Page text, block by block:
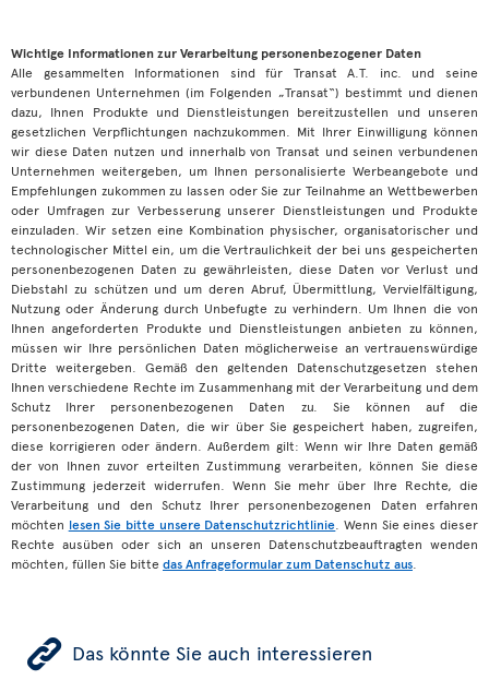
Wichtige Informationen zur Verarbeitung personenbezogener Daten
Alle gesammelten Informationen sind für Transat A.T. inc. und seine
verbundenen Unternehmen (im Folgenden „Transat“) bestimmt und dienen
dazu, Ihnen Produkte und Dienstleistungen bereitzustellen und unseren
gesetzlichen Verpflichtungen nachzukommen. Mit Ihrer Einwilligung können
wir diese Daten nutzen und innerhalb von Transat und seinen verbundenen
Unternehmen weitergeben, um Ihnen personalisierte Werbeangebote und
Empfehlungen zukommen zu lassen oder Sie zur Teilnahme an Wettbewerben
oder Umfragen zur Verbesserung unserer Dienstleistungen und Produkte
einzuladen. Wir setzen eine Kombination physischer, organisatorischer und
technologischer Mittel ein, um die Vertraulichkeit der bei uns gespeicherten
personenbezogenen Daten zu gewährleisten, diese Daten vor Verlust und
Diebstahl zu schützen und um deren Abruf, Übermittlung, Vervielfältigung,
Nutzung oder Änderung durch Unbefugte zu verhindern. Um Ihnen die von
Ihnen angeforderten Produkte und Dienstleistungen anbieten zu können,
müssen wir Ihre persönlichen Daten möglicherweise an vertrauenswürdige
Dritte weitergeben. Gemäß den geltenden Datenschutzgesetzen stehen
Ihnen verschiedene Rechte im Zusammenhang mit der Verarbeitung und dem
Schutz Ihrer personenbezogenen Daten zu. Sie können auf die
personenbezogenen Daten, die wir über Sie gespeichert haben, zugreifen,
diese korrigieren oder ändern. Außerdem gilt: Wenn wir Ihre Daten gemäß
der von Ihnen zuvor erteilten Zustimmung verarbeiten, können Sie diese
Zustimmung jederzeit widerrufen. Wenn Sie mehr über Ihre Rechte, die
Verarbeitung und den Schutz Ihrer personenbezogenen Daten erfahren
möchten lesen Sie bitte unsere Datenschutzrichtlinie . Wenn Sie eines dieser
Rechte ausüben oder sich an unseren Datenschutzbeauftragten wenden
möchten, füllen Sie bitte das Anfrageformular zum Datenschutz aus
ÿ Das könnte Sie auch interessieren